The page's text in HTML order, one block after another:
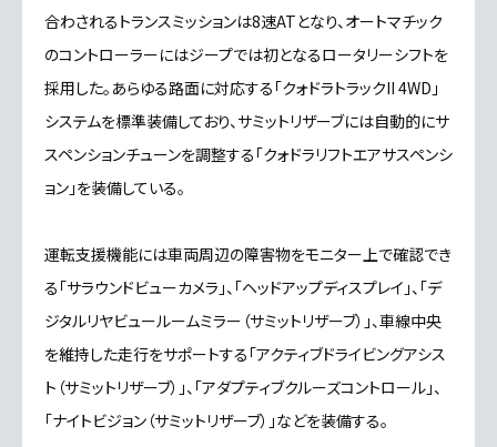
合わされるトランスミッションは8速ATとなり、オートマチック
のコントローラーにはジープでは初となるロータリーシフトを
採用した。あらゆる路面に対応する「クォドラトラックII 4WD」
システムを標準装備しており、サミットリザーブには自動的にサ
スペンションチューンを調整する「クォドラリフトエアサスペンシ
ョン」を装備している。
運転支援機能には車両周辺の障害物をモニター上で確認でき
る「サラウンドビューカメラ」、「ヘッドアップディスプレイ」、「デ
ジタルリヤビュールームミラー（サミットリザーブ）」、車線中央
を維持した走行をサポートする「アクティブドライビングアシス
ト（サミットリザーブ）」、「アダプティブクルーズコントロール」、
「ナイトビジョン（サミットリザーブ）」などを装備する。